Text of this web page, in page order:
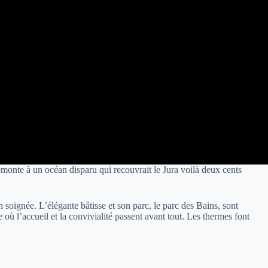
à un océan disparu qui recouvrait le Jura voilà deux cents
L’élégante bâtisse et son parc, le parc des Bains, sont
l’accueil et la convivialité passent avant tout. Les thermes font